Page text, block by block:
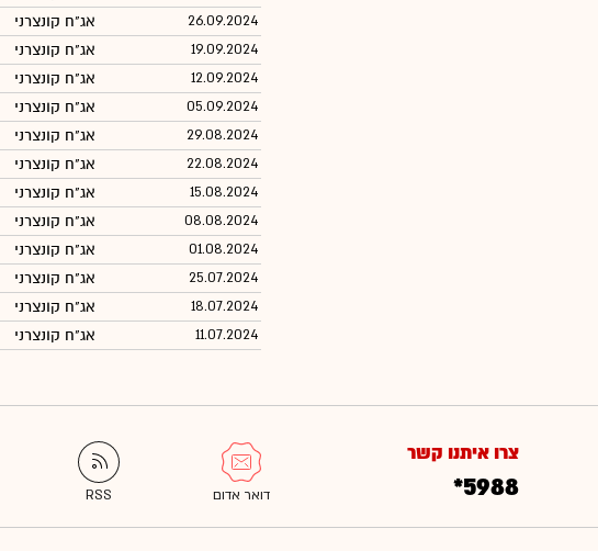
26.09.2024 אג"ח קונצרני
19.09.2024 אג"ח קונצרני
12.09.2024 אג"ח קונצרני
05.09.2024 אג"ח קונצרני
29.08.2024 אג"ח קונצרני
22.08.2024 אג"ח קונצרני
15.08.2024 אג"ח קונצרני
08.08.2024 אג"ח קונצרני
01.08.2024 אג"ח קונצרני
25.07.2024 אג"ח קונצרני
18.07.2024 אג"ח קונצרני
11.07.2024 אג"ח קונצרני
צרו איתנו קשר
*5988